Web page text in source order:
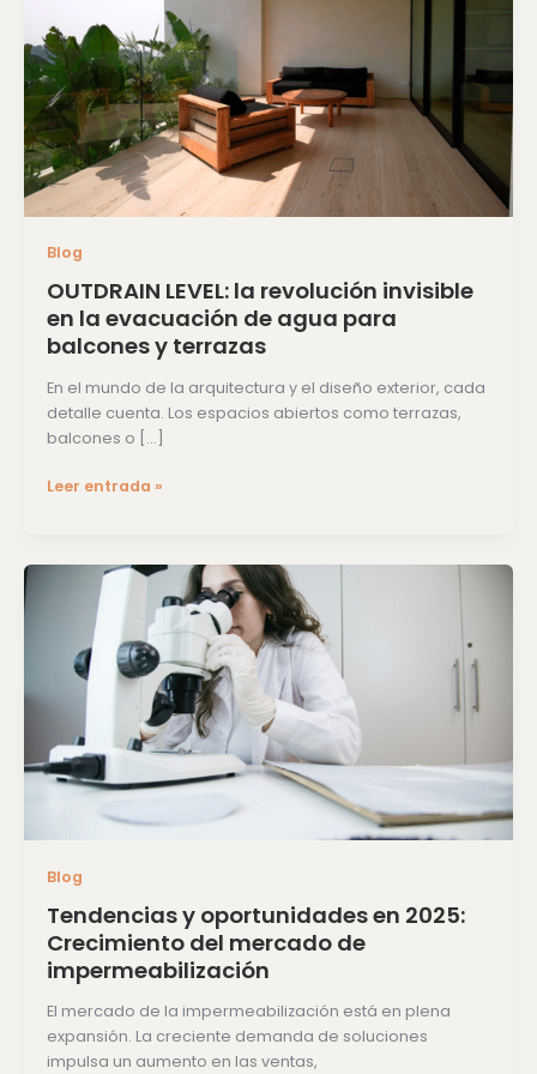
Blog
OUTDRAIN LEVEL: la revolución invisible
en la evacuación de agua para
balcones y terrazas
En el mundo de la arquitectura y el diseño exterior, cada
detalle cuenta. Los espacios abiertos como terrazas,
balcones o […]
en
la
evacuación
de
agua
para
balcones
y
Leer entrada »
Blog
Tendencias y oportunidades en 2025:
Crecimiento del mercado de
impermeabilización
El mercado de la impermeabilización está en plena
expansión. La creciente demanda de soluciones
impulsa un aumento en las ventas,
Tendencias
oportunidades
2025:
Crecimiento
mercado
de